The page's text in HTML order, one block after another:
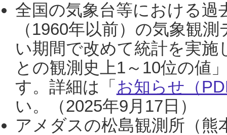
全国の気象台等における過
（1960年以前）の気象観
い期間で改めて統計を実
との観測史上1～10位の値
す。詳細は「 お知らせ（
い。（2025年9月17日）
アメダスの松島観測所（熊